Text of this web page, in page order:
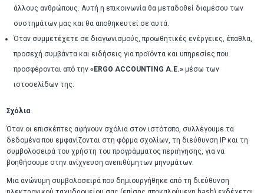
άλλους ανθρώπους. Αυτή η επικοινωνία θα μεταδοθεί διαμέσου των
συστημάτων μας και θα αποθηκευτεί σε αυτά.
Όταν συμμετέχετε σε διαγωνισμούς, προωθητικές ενέργειες, έπαθλα,
προσεχή συμβάντα και ειδήσεις για προϊόντα και υπηρεσίες που
προσφέρονται από την «ERGO ACCOUNTING A.E.»μέσω των
ιστοσελίδων της.
Σχόλια
Όταν οι επισκέπτες αφήνουν σχόλια στον ιστότοπο, συλλέγουμε τα
δεδομένα που εμφανίζονται στη φόρμα σχολίων, τη διεύθυνση IP και τη
συμβολοσειρά του χρήστη του προγράμματος περιήγησης, για να
βοηθήσουμε στην ανίχνευση ανεπιθύμητων μηνυμάτων.
Μια ανώνυμη συμβολοσειρά που δημιουργήθηκε από τη διεύθυνση